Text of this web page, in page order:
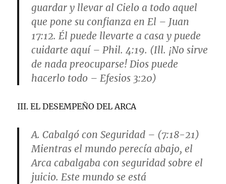
guardar y llevar al Cielo a todo aquel
que pone su confianza en El – Juan
17:12. Él puede llevarte a casa y puede
cuidarte aquí – Phil. 4:19. (Ill. ¡No sirve
de nada preocuparse! Dios puede
hacerlo todo – Efesios 3:20)
III. EL DESEMPEÑO DEL ARCA
A. Cabalgó con Seguridad – (7:18-21)
Mientras el mundo perecía abajo, el
Arca cabalgaba con seguridad sobre el
juicio. Este mundo se está